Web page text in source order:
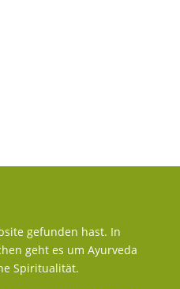
gefunden hast. In
geht es um Ayurveda
Spiritualität.